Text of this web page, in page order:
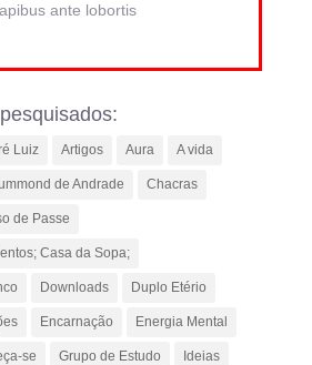
ante lobortis
Luiz Artigos Aura A vida
de Andrade Chacras
de Passe
Casa da Sopa;
Downloads Duplo Etério
Encarnação Energia Mental
se Grupo de Estudo Ideias